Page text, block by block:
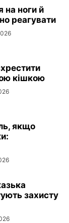
на ноги й
реагувати
кішкою
якщо
захисту